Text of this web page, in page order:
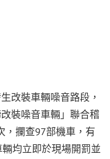
改裝車輛噪音路段，
裝噪音車輛」聯合稽
，攔查97部機車，有
均立即於現場開罰並